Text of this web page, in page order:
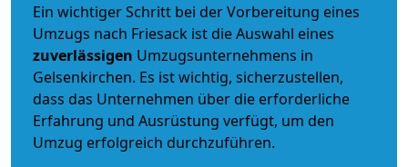
Ein wichtiger Schritt bei der Vorbereitung eines
Umzugs nach Friesack ist die Auswahl eines
zuverlässigen Umzugsunternehmens in
Gelsenkirchen. Es ist wichtig, sicherzustellen,
dass das Unternehmen über die erforderliche
Erfahrung und Ausrüstung verfügt, um den
Umzug erfolgreich durchzuführen.